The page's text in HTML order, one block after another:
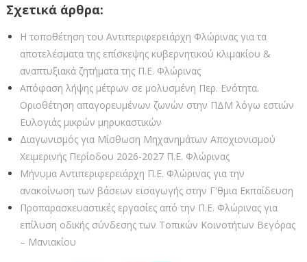
Σχετικά άρθρα:
Η τοποθέτηση του Αντιπεριφερειάρχη Φλώρινας για τα
αποτελέσματα της επίσκεψης κυβερνητικού κλιμακίου &
αναπτυξιακά ζητήματα της Π.Ε. Φλώρινας
Απόφαση λήψης μέτρων σε μολυσμένη Περ. Ενότητα.
Οριοθέτηση απαγορευμένων ζωνών στην ΠΔΜ λόγω εστιών
Ευλογιάς μικρών μηρυκαστικών
Διαγωνισμός για Μίσθωση Μηχανημάτων Αποχιονισμού
Χειμερινής Περίοδου 2026-2027 Π.Ε. Φλώρινας
Μήνυμα Αντιπεριφερειάρχη Π.Ε. Φλώρινας για την
ανακοίνωση των βάσεων εισαγωγής στην Γ'θμια Εκπαίδευση
Προπαρασκευαστικές εργασίες από την Π.Ε. Φλώρινας για
επίλυση οδικής σύνδεσης των Τοπικών Κοινοτήτων Βεγόρας
– Μανιακίου